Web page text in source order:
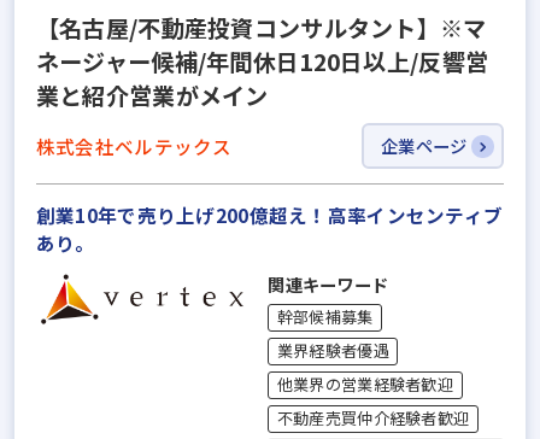
【名古屋/不動産投資コンサルタント】※マ
ネージャー候補/年間休日120日以上/反響営
業と紹介営業がメイン
株式会社ベルテックス 企業ページ
創業10年で売り上げ200億超え！高率インセンティブ
あり。
関連キーワード
幹部候補募集
業界経験者優遇
他業界の営業経験者歓迎
不動産売買仲介経験者歓迎